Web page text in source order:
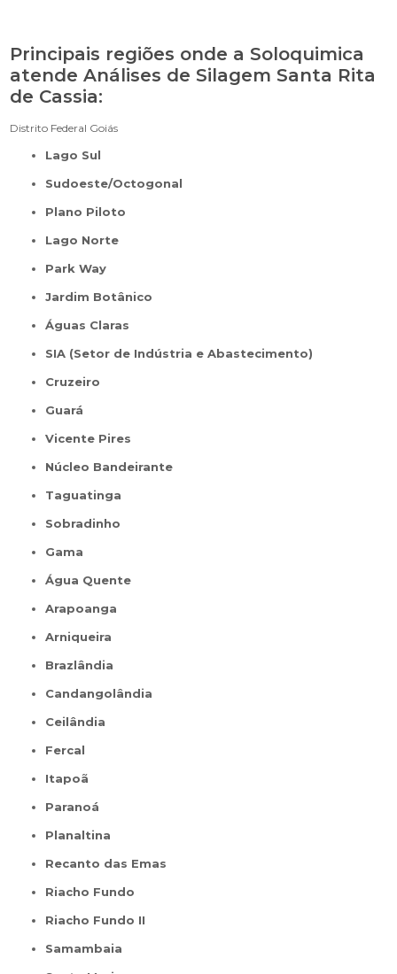
Principais regiões onde a Soloquimica
atende Análises de Silagem Santa Rita
de Cassia:
Distrito Federal Goiás
Lago Sul
Sudoeste/Octogonal
Plano Piloto
Lago Norte
Park Way
Jardim Botânico
Águas Claras
SIA (Setor de Indústria e Abastecimento)
Cruzeiro
Guará
Vicente Pires
Núcleo Bandeirante
Taguatinga
Sobradinho
Gama
Água Quente
Arapoanga
Arniqueira
Brazlândia
Candangolândia
Ceilândia
Fercal
Itapoã
Paranoá
Planaltina
Recanto das Emas
Riacho Fundo
Riacho Fundo II
Samambaia